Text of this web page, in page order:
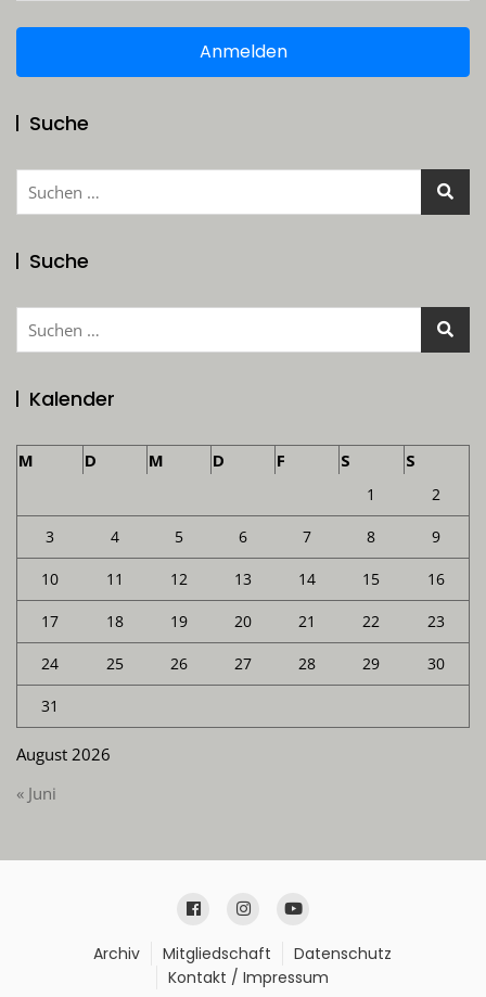
Anmelden
Suche
Suchen
Suche
Suchen
Kalender
August 2026
M D M D F S S
1 2
3 4 5 6 7 8 9
10 11 12 13 14 15 16
17 18 19 20 21 22 23
24 25 26 27 28 29 30
31
« Juni
Archiv Mitgliedschaft
Datenschutz
Kontakt / Impressum